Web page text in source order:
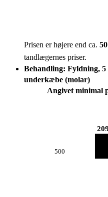
Prisen er højere end ca. 50
tandlægernes priser.
Behandling: Fyldning,
underkæbe (molar)
Angivet minimal
500